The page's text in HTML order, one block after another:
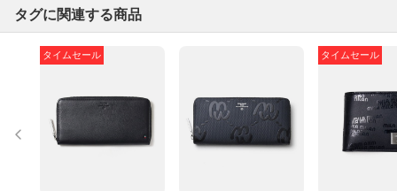
タグに関連する商品
タイムセール タイムセール